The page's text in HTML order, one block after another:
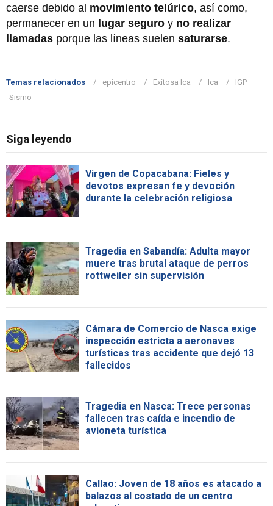
caerse debido al movimiento telúrico, así como,
permanecer en un lugar seguro y no realizar
llamadas porque las líneas suelen saturarse.
Temas relacionados epicentro Exitosa Ica Ica
IGP
Sismo
Siga leyendo
Virgen de Copacabana: Fieles y
devotos expresan fe y devoción
durante la celebración religiosa
Tragedia en Sabandía: Adulta mayor
muere tras brutal ataque de perros
rottweiler sin supervisión
Cámara de Comercio de Nasca exige
inspección estricta a aeronaves
turísticas tras accidente que dejó 13
fallecidos
Tragedia en Nasca: Trece personas
fallecen tras caída e incendio de
avioneta turística
Callao: Joven de 18 años es atacado a
balazos al costado de un centro